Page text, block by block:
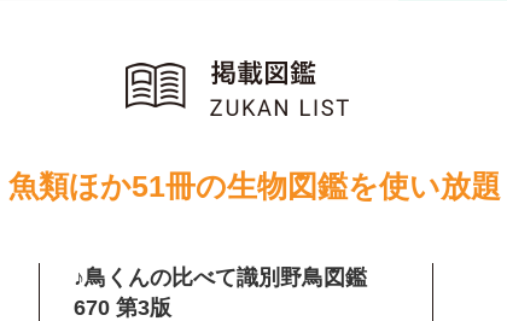
類ほか51冊の生物図鑑を使い放題
♪鳥くんの比べて識別野鳥図鑑
670 第3版